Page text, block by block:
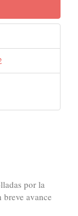
por la
avance